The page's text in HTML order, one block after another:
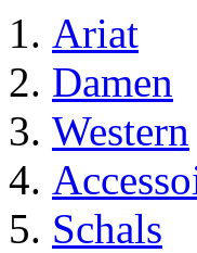
Ariat
Damen
Western
Schals